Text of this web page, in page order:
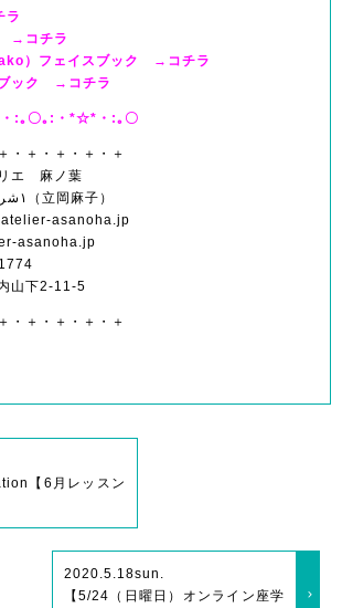
ラ
→ コチラ
）フェイスブック → コチラ
ック → コチラ
:｡〇｡:・*☆*・:｡〇
・＋・＋・＋・＋
エ 麻ノ葉
ASHRAQAT ١شرقت（立岡麻子）
asanoha.jp
asanoha.jp
山下2-11-5
・＋・＋・＋・＋
【6月レッスン
2020.5.18sun.
【5/24（日曜日）オンライン座学